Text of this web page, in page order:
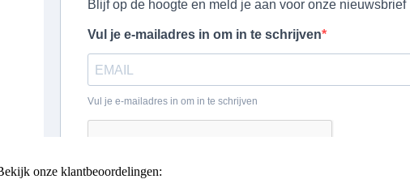
onze klantbeoordelingen: